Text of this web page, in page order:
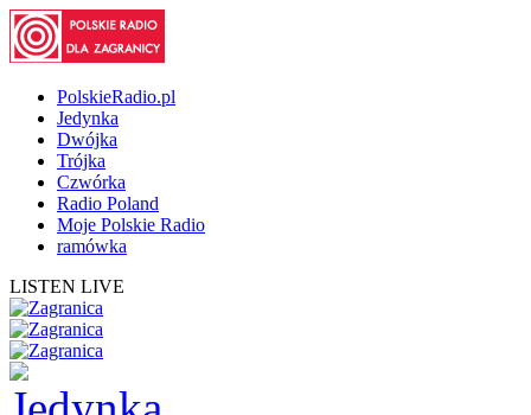
PolskieRadio.pl
Jedynka
Dwójka
Trójka
Czwórka
Radio Poland
Moje Polskie Radio
ramówka
LISTEN LIVE